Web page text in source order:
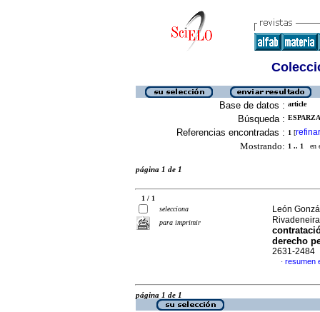
Base de datos : article
Búsqueda :
Referencias encontradas : 1 [refinar
Mostrando: 1 .. 1 en
página 1 de 1
1 / 1
selecciona
para imprimir
León
derecho
2631-2484
· resumen
página 1 de 1